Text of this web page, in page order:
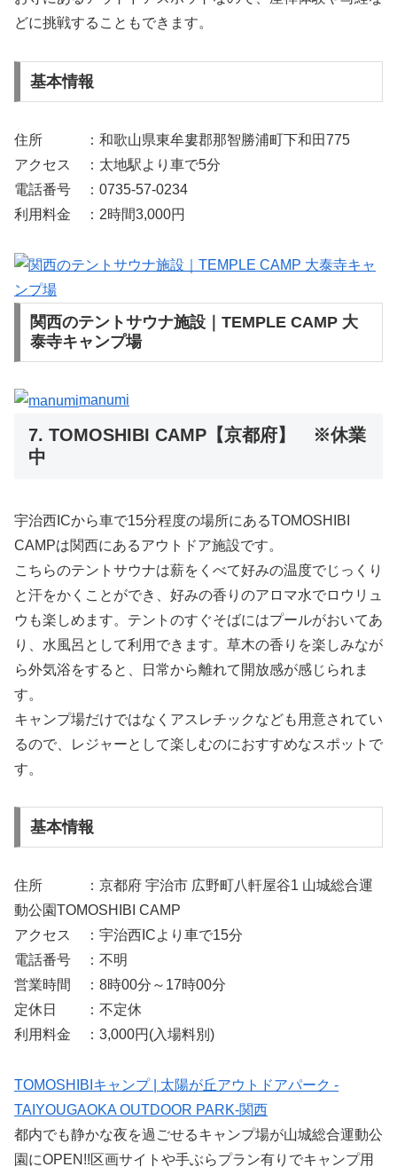
どに挑戦することもできます。
基本情報
住所 ：和歌山県東牟婁郡那智勝浦町下和田775
アクセス ：太地駅より車で5分
電話番号 ：0735-57-0234
利用料金 ：2時間3,000円
関西のテントサウナ施設｜TEMPLE CAMP 大
泰寺キャンプ場
manumi
7. TOMOSHIBI CAMP【京都府】 ※休業
中
宇治西ICから車で15分程度の場所にあるTOMOSHIBI
CAMPは関西にあるアウトドア施設です。
こちらのテントサウナは薪をくべて好みの温度でじっくり
と汗をかくことができ、好みの香りのアロマ水でロウリュ
ウも楽しめます。テントのすぐそばにはプールがおいてあ
り、水風呂として利用できます。草木の香りを楽しみなが
ら外気浴をすると、日常から離れて開放感が感じられま
す。
キャンプ場だけではなくアスレチックなども用意されてい
るので、レジャーとして楽しむのにおすすめなスポットで
す。
基本情報
住所 ：京都府 宇治市 広野町八軒屋谷1 山城総合運
動公園TOMOSHIBI CAMP
アクセス ：宇治西ICより車で15分
電話番号 ：不明
営業時間 ：8時00分～17時00分
定休日 ：不定休
利用料金 ：3,000円(入場料別)
TOMOSHIBIキャンプ | 太陽が丘アウトドアパーク -
TAIYOUGAOKA OUTDOOR PARK-関西
都内でも静かな夜を過ごせるキャンプ場が山城総合運動公
園にOPEN!!区画サイトや手ぶらプラン有りでキャンプ用